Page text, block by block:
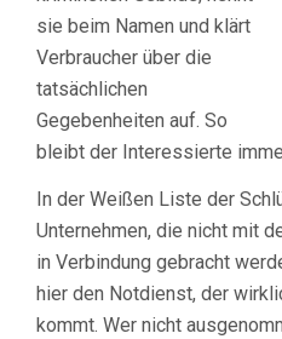
sie beim Namen und klärt
Verbraucher über die
tatsächlichen
Gegebenheiten auf. So
bleibt der Interessierte
In der Weißen Liste der
Unternehmen, die nicht mit
in Verbindung gebracht
hier den Notdienst, der
kommt. Wer nicht